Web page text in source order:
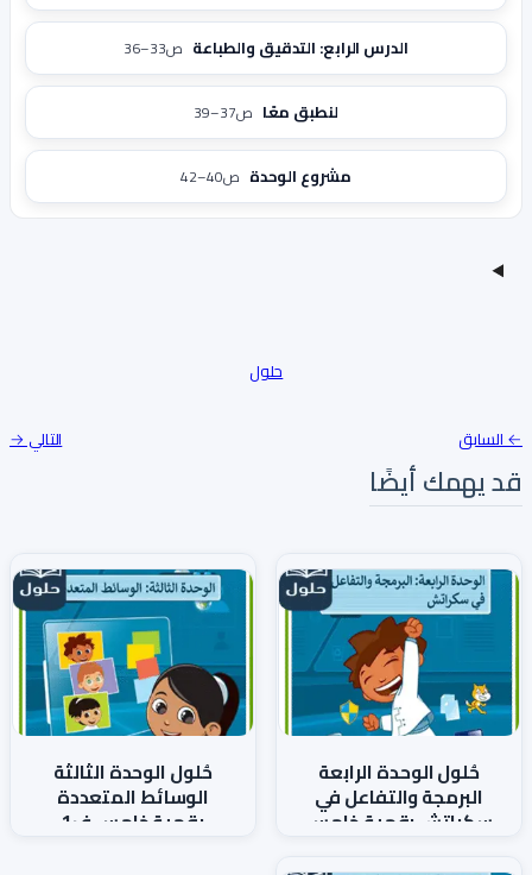
الدرس الرابع: التدقيق والطباعة ص33–36
لنطبق معًا ص37–39
مشروع الوحدة ص40–42
حلول
← السابق التالي →
قد يهمك أيضًا
حُلول الوحدة الرابعة
البرمجة والتفاعل في
سكراتش رقمية خامس
حُلول الوحدة الثالثة
الوسائط المتعددة
رقمية خامس ف1